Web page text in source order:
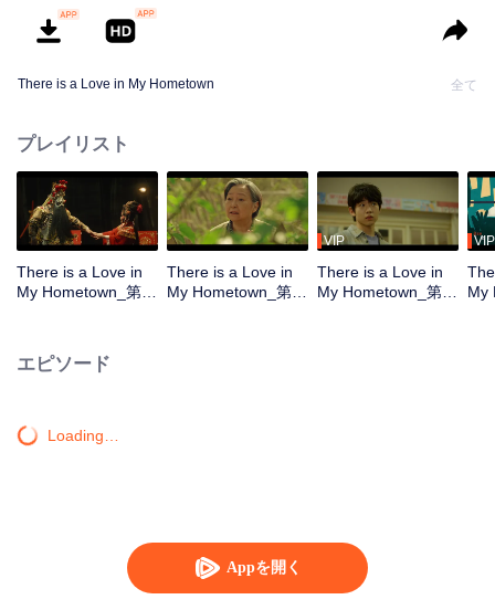
Appを開く
There is a Love in My Hometown 全て
プレイリスト
There is a Love in
My Hometown_第1
There is a Love in
My Hometown_第2
VIP
There is a Love in
My Hometown_第3
VIP
My
エピソード
Loading…